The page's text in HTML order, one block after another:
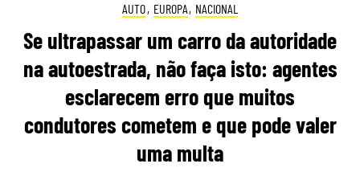
AUTO, EUROPA, NACIONAL
Se ultrapassar um carro da autoridade
na autoestrada, não faça isto: agentes
esclarecem erro que muitos
condutores cometem e que pode valer
uma multa